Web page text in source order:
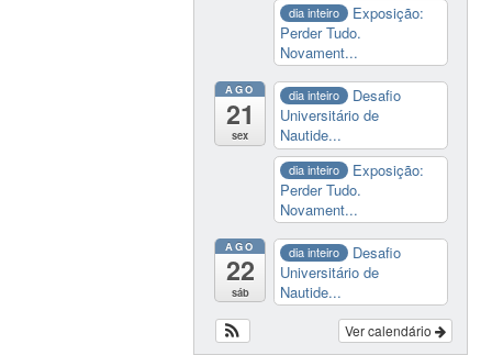
dia inteiro
Exposição:
Perder Tudo.
Novament...
AGO
21
sex
dia inteiro
Desafio
Universitário de
Nautide...
dia inteiro
Exposição:
Perder Tudo.
Novament...
AGO
22
sáb
dia inteiro
Desafio
Universitário de
Nautide...
Ver calendário